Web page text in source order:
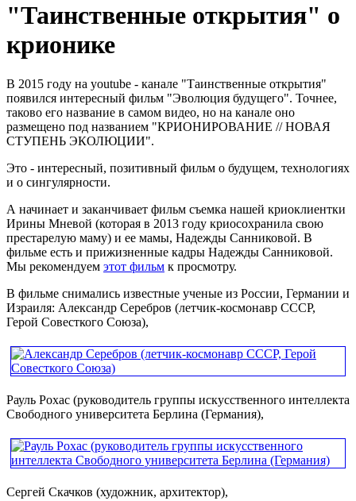
"Таинственные открытия" о
крионике
В 2015 году на youtube - канале "Таинственные открытия"
появился интересный фильм "Эволюция будущего". Точнее,
таково его название в самом видео, но на канале оно
размещено под названием "КРИОНИРОВАНИЕ // НОВАЯ
СТУПЕНЬ ЭКОЛЮЦИИ".
Это - интересный, позитивный фильм о будущем, технологиях
и о сингулярности.
А начинает и заканчивает фильм съемка нашей криоклиентки
Ирины Мневой (которая в 2013 году криосохранила свою
престарелую маму) и ее мамы, Надежды Санниковой. В
фильме есть и прижизненные кадры Надежды Санниковой.
Мы рекомендуем этот фильм к просмотру.
В фильме снимались известные ученые из России, Германии и
Израиля: Александр Серебров (летчик-космонавр СССР,
Герой Совесткого Союза),
Рауль Рохас (руководитель группы искусственного интеллекта
Свободного университета Берлина (Германия),
Сергей Скачков (художник, архитектор),